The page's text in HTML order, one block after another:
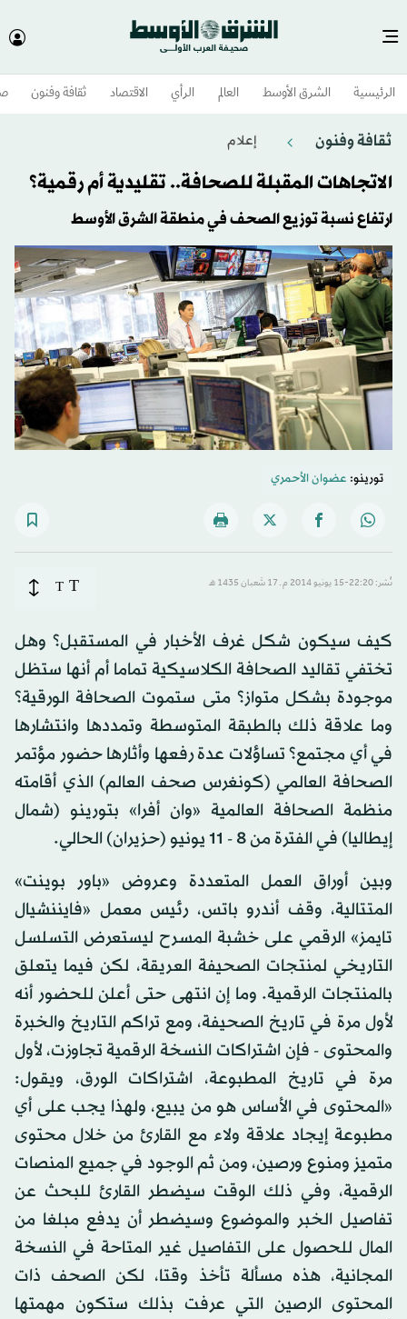
الرئيسية الشرق الأوسط​ العالم الرأي الاقتصاد ثقافة وفنون
ثقافة وفنون إعلام
الاتجاهات المقبلة للصحافة.. تقليدية أم رقمية؟
ارتفاع نسبة توزيع الصحف في منطقة الشرق الأوسط
تورينو: عضوان الأحمري
نُشر: 22:20-15 يونيو 2014 م ـ 17 شَعبان 1435 هـ T
T
كيف سيكون شكل غرف الأخبار في المستقبل؟ وهل
تختفي تقاليد الصحافة الكلاسيكية تماما أم أنها ستظل
موجودة بشكل متواز؟ متى ستموت الصحافة الورقية؟
وما علاقة ذلك بالطبقة المتوسطة وتمددها وانتشارها
في أي مجتمع؟ تساؤلات عدة رفعها وأثارها حضور مؤتمر
الصحافة العالمي (كونغرس صحف العالم) الذي أقامته
منظمة الصحافة العالمية «وان أفرا» بتورينو (شمال
إيطاليا) في الفترة من 8 - 11 يونيو (حزيران) الحالي.
وبين أوراق العمل المتعددة وعروض «باور بوينت»
المتتالية، وقف أندرو باتس، رئيس معمل «فايننشيال
تايمز» الرقمي على خشبة المسرح ليستعرض التسلسل
التاريخي لمنتجات الصحيفة العريقة، لكن فيما يتعلق
بالمنتجات الرقمية. وما إن انتهى حتى أعلن للحضور أنه
لأول مرة في تاريخ الصحيفة، ومع تراكم التاريخ والخبرة
والمحتوى - فإن اشتراكات النسخة الرقمية تجاوزت، لأول
مرة في تاريخ المطبوعة، اشتراكات الورق، ويقول:
«المحتوى في الأساس هو من يبيع، ولهذا يجب على أي
مطبوعة إيجاد علاقة ولاء مع القارئ من خلال محتوى
متميز ومنوع ورصين، ومن ثم الوجود في جميع المنصات
الرقمية، وفي ذلك الوقت سيضطر القارئ للبحث عن
تفاصيل الخبر والموضوع وسيضطر أن يدفع مبلغا من
المال للحصول على التفاصيل غير المتاحة في النسخة
المجانية، هذه مسألة تأخذ وقتا، لكن الصحف ذات
المحتوى الرصين التي عرفت بذلك ستكون مهمتها